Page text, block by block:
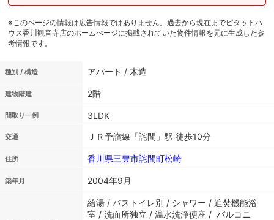
※このページの情報は広告情報ではありません。過去から現在までピタットハ
ウス香川観音寺店のホームぺージに掲載されていた物件情報を元に生成した参
考情報です。
種別 / 構造 アパート / 木造
建物階建 2階
間取り一例 3LDK
交通 ＪＲ予讃線「詫間」駅 徒歩10分
住所 香川県三豊市詫間町松崎
築年月 2004年9月
給湯 / バストイレ別 / シャワー / 追焚機能浴
室 / 洗面所独立 / 温水洗浄便座 / バルコニ